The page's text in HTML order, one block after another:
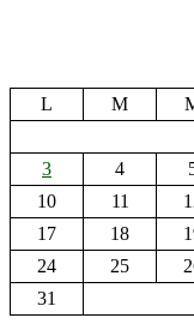
L
M
3
4
10
11
17
18
24
25
31